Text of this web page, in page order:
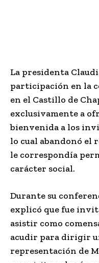
La presidenta
participación en la
en el Castillo de
exclusivamente a
bienvenida a los
lo cual abandonó el
le correspondía
carácter social.
Durante su
explicó que fue
asistir como
acudir para dirigir
representación de